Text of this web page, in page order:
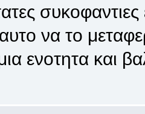
να το
ενοτητα και